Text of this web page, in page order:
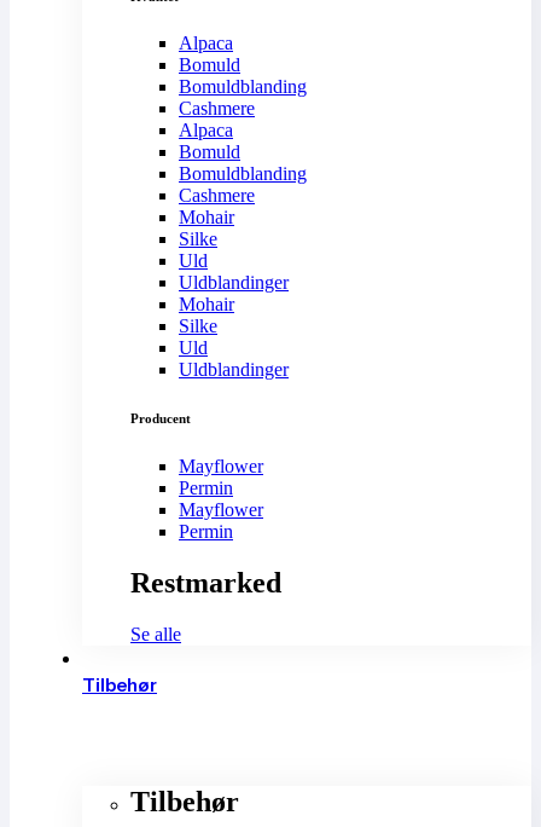
Alpaca
Bomuld
Bomuldblanding
Cashmere
Alpaca
Bomuld
Bomuldblanding
Cashmere
Mohair
Silke
Uld
Uldblandinger
Mohair
Silke
Uld
Uldblandinger
Producent
Mayflower
Permin
Mayflower
Permin
Restmarked
Se alle
Tilbehør
Tilbehør